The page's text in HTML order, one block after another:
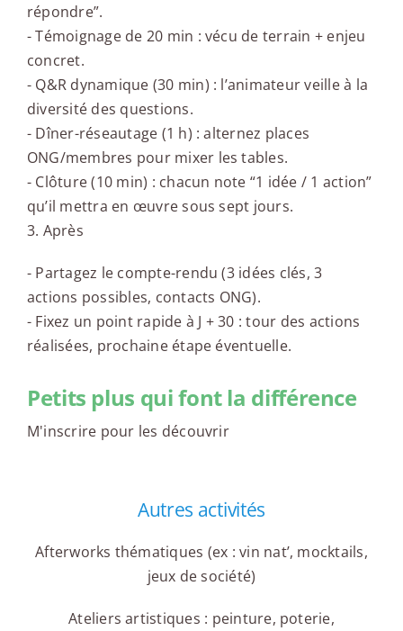
répondre”.
- Témoignage de 20 min : vécu de terrain + enjeu
concret.
- Q&R dynamique (30 min) : l’animateur veille à la
diversité des questions.
- Dîner-réseautage (1 h) : alternez places
ONG/membres pour mixer les tables.
- Clôture (10 min) : chacun note “1 idée / 1 action”
qu’il mettra en œuvre sous sept jours.
3. Après
- Partagez le compte-rendu (3 idées clés, 3
actions possibles, contacts ONG).
- Fixez un point rapide à J + 30 : tour des actions
réalisées, prochaine étape éventuelle.
Petits plus qui font la différence
M'inscrire pour les découvrir
Autres activités
Afterworks thématiques (ex : vin nat’, mocktails,
jeux de société)
Ateliers artistiques : peinture, poterie,